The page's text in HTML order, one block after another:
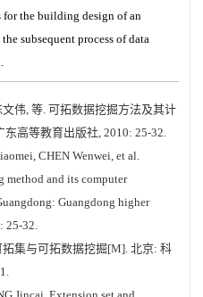
for the building design of an
subsequent process of data
伟, 等. 可拓数据挖掘方法及其计
高等教育出版社, 2010: 25-32.
CHEN Wenwei, et al.
method and its computer
Guangdong higher
25-32.
拓集与可拓数据挖掘[M]. 北京: 科